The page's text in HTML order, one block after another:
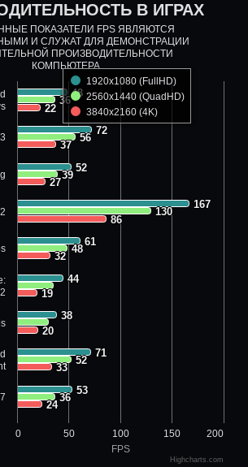
FPS
В ИГРАХ
ПОКАЗАТЕЛИ FPS ЯВЛЯЮТСЯ
И СЛУЖАТ ДЛЯ ДЕМОНСТРАЦИИ
ПРОИЗВОДИТЕЛЬНОСТИ
КОМПЬЮТЕРА
48
48
72
72
52
52
167
167
61
61
44
44
38
38
71
71
53
53
36
36
56
56
39
39
130
130
48
48
52
52
36
36
22
22
37
37
27
27
86
86
32
32
19
19
20
20
33
33
24
24
1920x1080 (FullHD)
2560x1440 (QuadHD)
3840x2160 (4K)
0 50 100 150 200
Highcharts.com